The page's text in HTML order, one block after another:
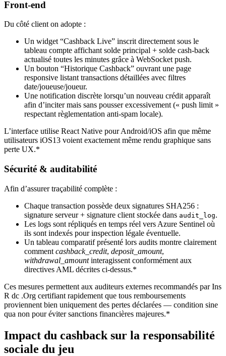
Front‑end
Du côté client on adopte :
Un widget “Cashback Live” inscrit directement sous le
tableau compte affichant solde principal + solde cash‑back
actualisé toutes les minutes grâce à WebSocket push.
Un bouton “Historique Cashback” ouvrant une page
responsive listant transactions détaillées avec filtres
date/joueuse/joueur.
Une notification discrète lorsqu’un nouveau crédit apparaît
afin d’inciter mais sans pousser excessivement (« push limit »
respectant règlementation anti‑spam locale).
L’interface utilise React Native pour Android/iOS afin que même
utilisateurs iOS13 voient exactement même rendu graphique sans
perte UX.*
Sécurité & auditabilité
Afin d’assurer traçabilité complète :
Chaque transaction possède deux signatures SHA256 :
signature serveur + signature client stockée dans audit_log.
Les logs sont répliqués en temps réel vers Azure Sentinel où
ils sont indexés pour inspection légale éventuelle.
Un tableau comparatif présenté lors audits montre clairement
comment cashback_credit, deposit_amount,
withdrawal_amountinteragissent conformément aux
directives AML décrites ci‑dessus.*
Ces mesures permettent aux auditeurs externes recommandés par Ins
R dc .Org certifiant rapidement que tous remboursements
proviennent bien uniquement des pertes déclarées — condition sine
qua non pour éviter sanctions financières majeures.*
Impact du cashback sur la responsabilité
sociale du jeu